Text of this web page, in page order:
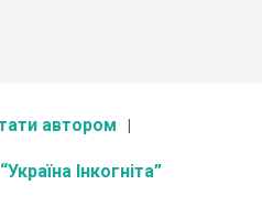
автором
Інкогніта”